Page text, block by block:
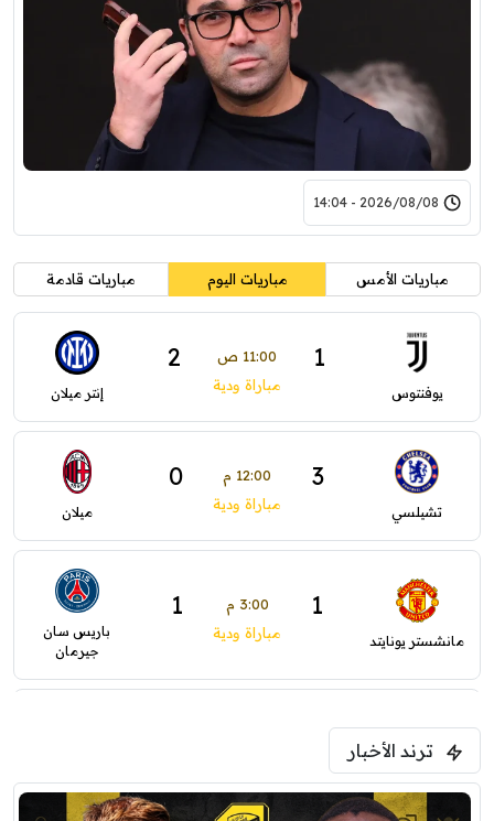
2026/08/08 - 14:04
مباريات الأمس مباريات اليوم مباريات قادمة
يوفنتوس
1 11:00 ص 2
مباراة ودية إنتر ميلان
تشيلسي
3 12:00 م 0
مباراة ودية ميلان
مانشستر يونايتد
1 3:00 م 1
مباراة ودية
باريس سان
جيرمان
فرينتسفاروشي
ترند الأخبار